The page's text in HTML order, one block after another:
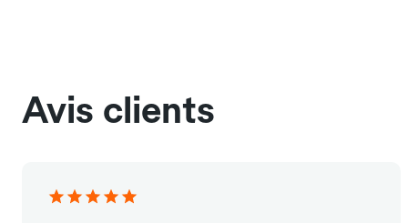
Avis clients